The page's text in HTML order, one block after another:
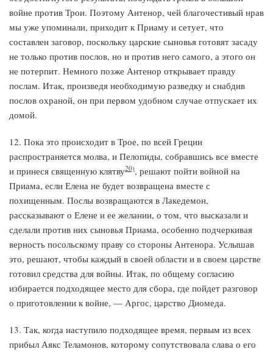
войне против Трои. Поэтому Антенор, чей благочестивый нрав
мы уже упоминали, приходит к Приаму и сетует, что
составлен заговор, поскольку царские сыновья готовят засаду
не только против послов, но и против него самого, а этого он
не потерпит. Немного позже Антенор открывает правду
послам. Итак, произведя необходимую разведку и снабдив
послов охраной, он при первом удобном случае отпускает их
домой.
12. Пока это происходит в Трое, по всей Греции
распространяется молва, и Пелопиды, собравшись все вместе
и принеся священную клятву20), решают пойти войной на
Приама, если Елена не будет возвращена вместе с
похищенным. Послы возвращаются в Лакедемон,
рассказывают о Елене и ее желании, о том, что высказали и
сделали против них сыновья Приама, особенно подчеркивая
верность посольскому праву со стороны Антенора. Услышав
это, решают, чтобы каждый в своей области и в своем царстве
готовил средства для войны. Итак, по общему согласию
избирается подходящее место для сбора, где пойдет разговор
о приготовлении к войне, — Аргос, царство Диомеда.
13. Так, когда наступило подходящее время, первым из всех
прибыл Аякс Теламонов, которому сопутствовала слава о его